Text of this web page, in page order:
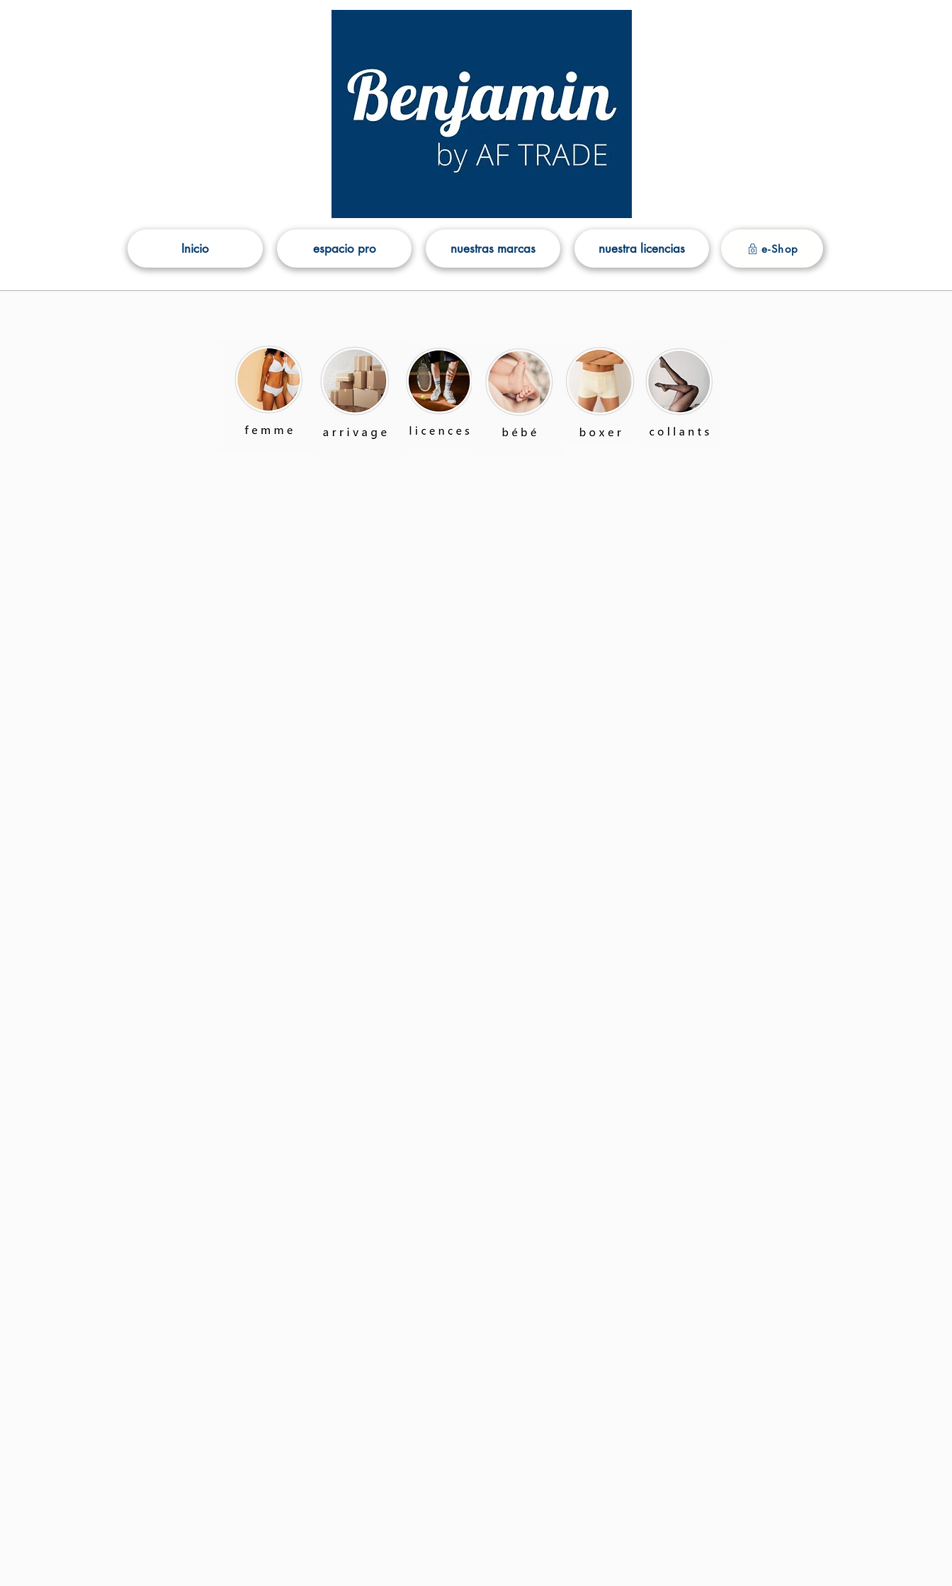
Inicio espacio pro nuestras marcas nuestra licencias e-Shop